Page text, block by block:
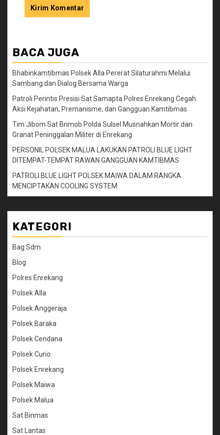
BACA JUGA
Bhabinkamtibmas Polsek Alla Pererat Silaturahmi Melalui
Sambang dan Dialog Bersama Warga
Patroli Perintis Presisi Sat Samapta Polres Enrekang Cegah
Aksi Kejahatan, Premanisme, dan Gangguan Kamtibmas
Tim Jibom Sat Brimob Polda Sulsel Musnahkan Mortir dan
Granat Peninggalan Militer di Enrekang
PERSONIL POLSEK MALUA LAKUKAN PATROLI BLUE LIGHT
DITEMPAT-TEMPAT RAWAN GANGGUAN KAMTIBMAS
PATROLI BLUE LIGHT POLSEK MAIWA DALAM RANGKA
MENCIPTAKAN COOLING SYSTEM
KATEGORI
Bag Sdm
Blog
Polres Enrekang
Polsek Alla
Polsek Anggeraja
Polsek Baraka
Polsek Cendana
Polsek Curio
Polsek Enrekang
Polsek Maiwa
Polsek Malua
Sat Binmas
Sat Lantas